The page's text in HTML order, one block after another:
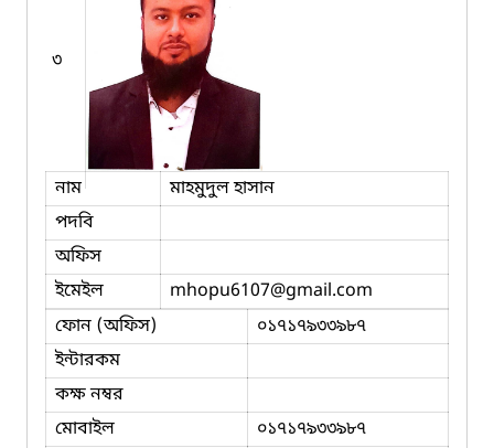
৩
নাম
মাহমুদুল হাসান
পদবি
অফিস
ইমেইল
mhopu6107@gmail.com
ফোন (অফিস)
০১৭১৭৯৩৩৯৮৭
ইন্টারকম
কক্ষ নম্বর
মোবাইল
০১৭১৭৯৩৩৯৮৭